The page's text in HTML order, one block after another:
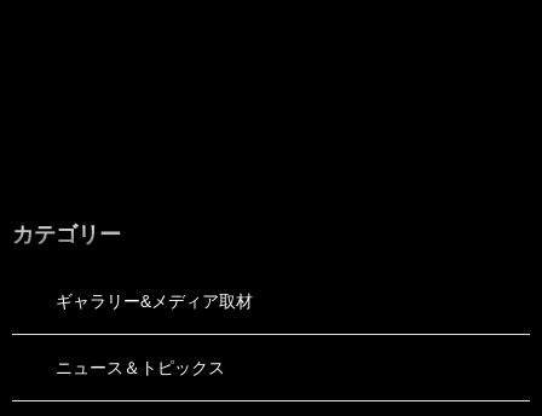
カテゴリー
ギャラリー&メディア取材
ニュース＆トピックス